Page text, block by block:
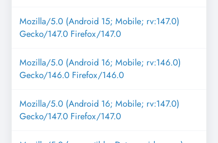
Mozilla/5.0 (Android 15; Mobile; rv:147.0)
Gecko/147.0 Firefox/147.0
Mozilla/5.0 (Android 16; Mobile; rv:146.0)
Gecko/146.0 Firefox/146.0
Mozilla/5.0 (Android 16; Mobile; rv:147.0)
Gecko/147.0 Firefox/147.0